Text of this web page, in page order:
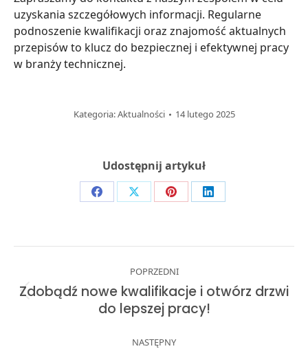
uzyskania szczegółowych informacji. Regularne
podnoszenie kwalifikacji oraz znajomość aktualnych
przepisów to klucz do bezpiecznej i efektywnej pracy
w branży technicznej.
Kategoria:Aktualności 14 lutego 2025
Udostępnij artykuł
Share
Facebook
Share
X
Share
Pinterest
Share
LinkedIn
POPRZEDNI
Previous
post:
Zdobądź nowe kwalifikacje i otwórz drzwi
do lepszej pracy!
NASTĘPNY